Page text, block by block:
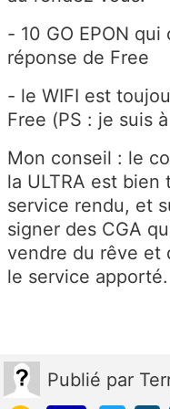
- 10 GO EPON
réponse de Free
- le WIFI est
Free (PS : je suis
Mon conseil : le
la ULTRA est
service rendu, et
signer des CGA
vendre du rêve et
le service
Publié par